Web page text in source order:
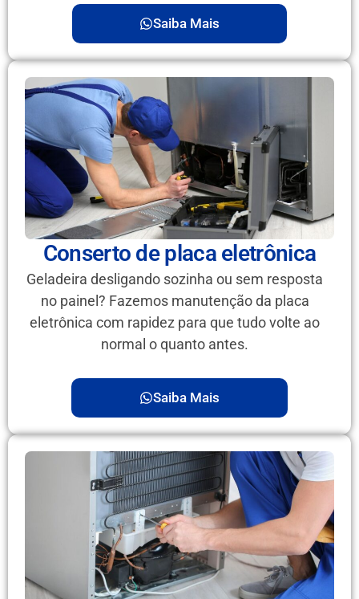
Saiba Mais
Conserto de placa eletrônica
Geladeira desligando sozinha ou sem resposta
no painel? Fazemos manutenção da placa
eletrônica com rapidez para que tudo volte ao
normal o quanto antes.
Saiba Mais